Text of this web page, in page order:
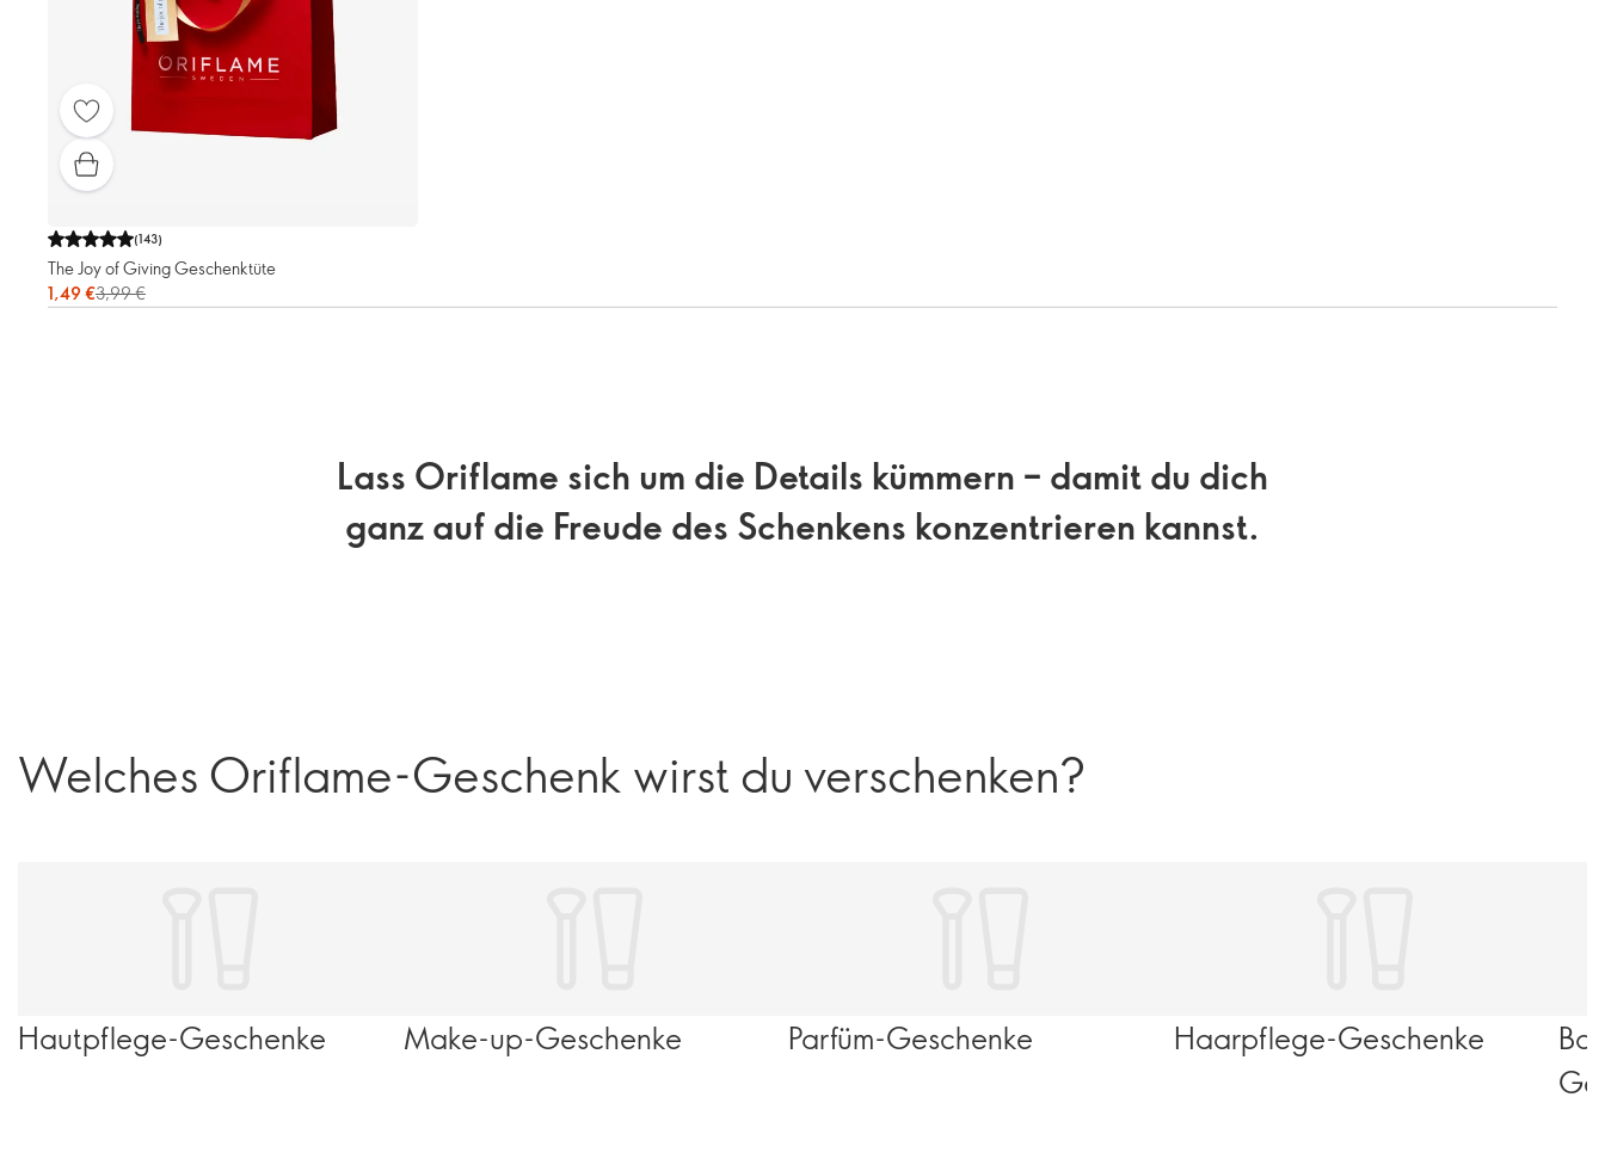
(143)
The Joy of Giving Geschenktüte
1,49 €3,99 €
Lass Oriflame sich um die Details kümmern – damit du dich
ganz auf die Freude des Schenkens konzentrieren kannst.
Welches Oriflame-Geschenk wirst du verschenken?
Hautpflege-Geschenke Make-up-Geschenke Parfüm-Geschenke Haarpflege-Geschenke